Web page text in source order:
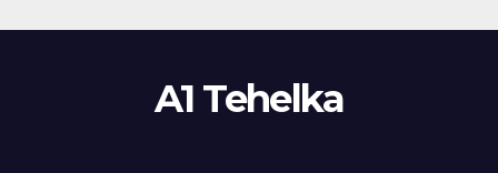
A1 Tehelka